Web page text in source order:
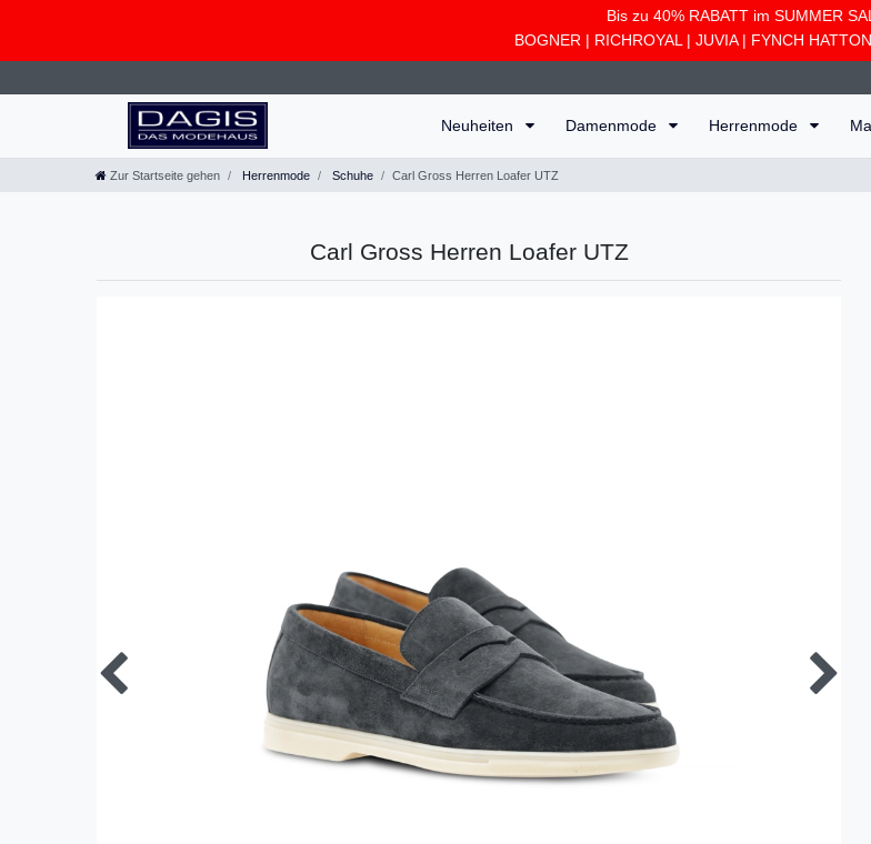
Bis zu 40% RABATT im SUMMER
BOGNER | RICHROYAL | JUVIA| FYNCH HATTON
Neuheiten Damenmode Herrenmode
Zur Startseite gehen Herrenmode Schuhe Carl Gross Herren Loafer UTZ
Carl Gross Herren Loafer UTZ